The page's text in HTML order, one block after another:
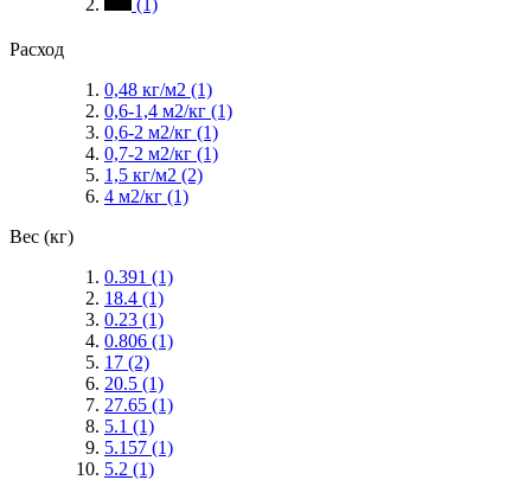
Расход
0,48 кг/м2 (1)
0,6-1,4 м2/кг (1)
0,6-2 м2/кг (1)
0,7-2 м2/кг (1)
1,5 кг/м2 (2)
4 м2/кг (1)
Вес (кг)
0.391 (1)
18.4 (1)
0.23 (1)
0.806 (1)
17 (2)
20.5 (1)
27.65 (1)
5.1 (1)
5.157 (1)
5.2 (1)